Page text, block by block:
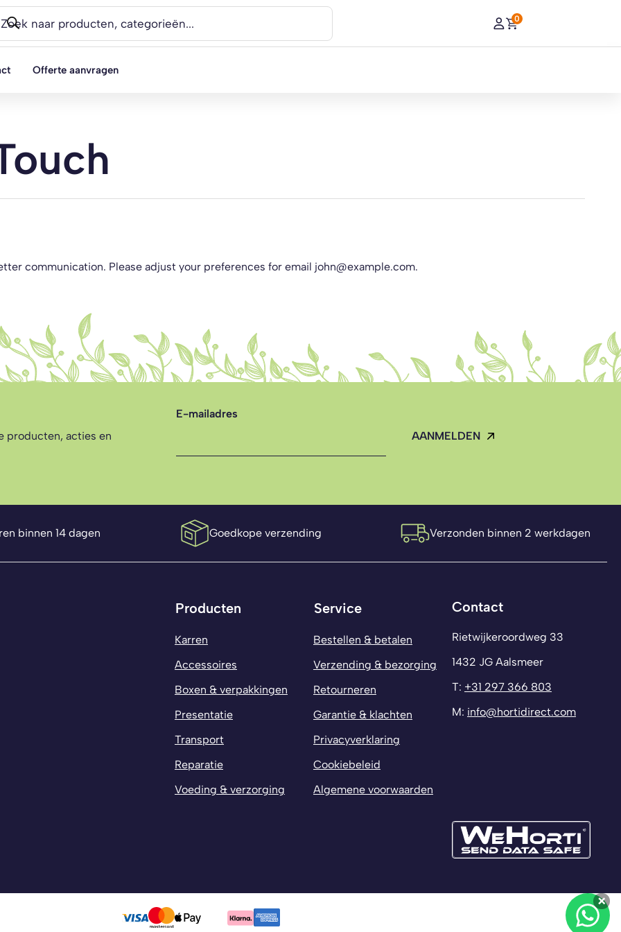
0
Offerte aanvragen
communication. Please adjust your preferences for email john@example.com.
producten, acties en
E-mailadres
binnen 14 dagen Goedkope verzending Verzonden binnen 2 werkdagen
Producten
Karren
Accessoires
Boxen & verpakkingen
Presentatie
Transport
Reparatie
Voeding & verzorging
Service
Bestellen & betalen
Verzending & bezorging
Retourneren
Garantie & klachten
Privacyverklaring
Cookiebeleid
Algemene voorwaarden
Contact
Rietwijkeroordweg 33
1432 JG Aalsmeer
T: +31 297 366 803
M: info@hortidirect.com
×